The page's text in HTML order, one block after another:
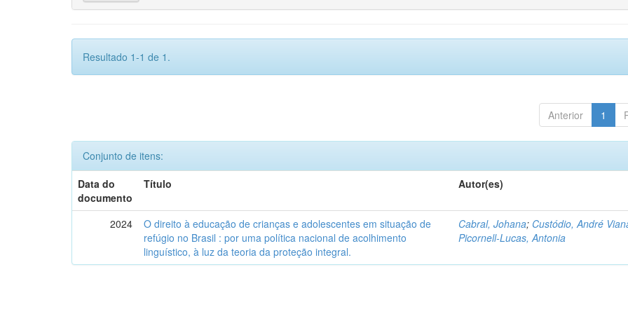
Resultado 1-1 de 1.
Anterior 1
Conjunto de itens:
Data do
documento
Título Autor(es)
2024
O direito à educação de crianças e adolescentes em situação de
refúgio no Brasil : por uma política nacional de acolhimento
linguístico, à luz da teoria da proteção integral.
Cabral, Johana; Custódio, André
Picornell-Lucas, Antonia